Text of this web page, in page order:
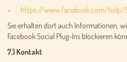
- https://www.facebook.com/help/
Sie erhalten dort auch Informationen,
Facebook Social Plug-Ins blockieren
7.) Kontakt